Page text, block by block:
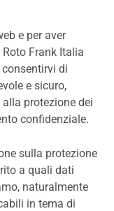
e per aver
Frank Italia
di
e sicuro,
protezione dei
confidenziale.
sulla protezione
a quali dati
naturalmente
in tema di